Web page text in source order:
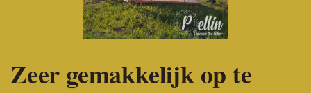
Zeer gemakkelijk op te